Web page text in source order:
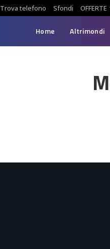
Trova telefono Sfondi OFFERTE
Home Altrimondi